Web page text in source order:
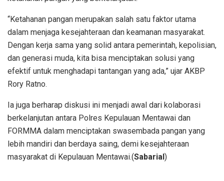
“Ketahanan pangan merupakan salah satu faktor utama
dalam menjaga kesejahteraan dan keamanan masyarakat.
Dengan kerja sama yang solid antara pemerintah, kepolisian,
dan generasi muda, kita bisa menciptakan solusi yang
efektif untuk menghadapi tantangan yang ada,” ujar AKBP
Rory Ratno.
Ia juga berharap diskusi ini menjadi awal dari kolaborasi
berkelanjutan antara Polres Kepulauan Mentawai dan
FORMMA dalam menciptakan swasembada pangan yang
lebih mandiri dan berdaya saing, demi kesejahteraan
masyarakat di Kepulauan Mentawai.(Sabarial)